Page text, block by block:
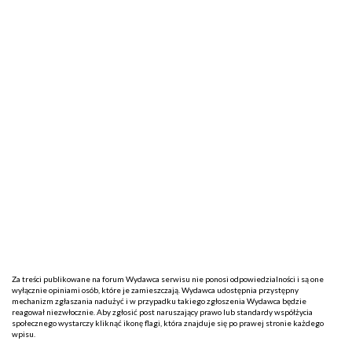
Za treści publikowane na forum Wydawca serwisu nie ponosi odpowiedzialności i są one
wyłącznie opiniami osób, które je zamieszczają. Wydawca udostępnia przystępny
mechanizm zgłaszania nadużyć i w przypadku takiego zgłoszenia Wydawca będzie
reagował niezwłocznie. Aby zgłosić post naruszający prawo lub standardy współżycia
społecznego wystarczy kliknąć ikonę flagi, która znajduje się po prawej stronie każdego
wpisu.